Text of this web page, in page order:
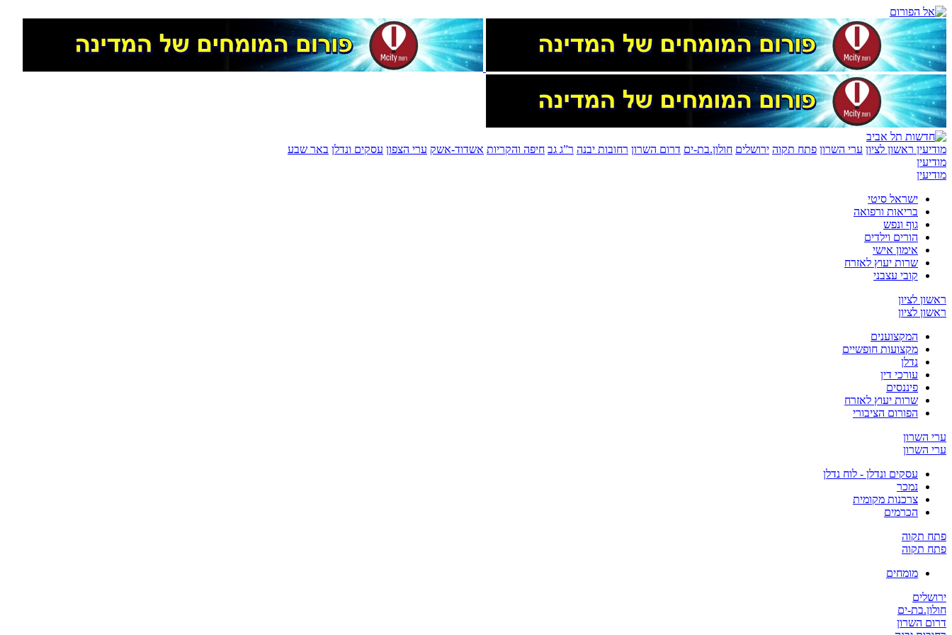
מודיעין ראשון לציון ערי השרון פתח תקוה ירושלים חולון.בת-ים דרום השרון רחובות יבנה ר”ג גב חיפה והקריות אשדוד-אשק ערי הצפון עסקים ונדלן באר שבע
מודיעין
מודיעין
ישראל סיטי
בריאות ורפואה
גוף ונפש
הורים וילדים
אימון אישי
שרות יעוץ לאזרח
קובי עצבני
ראשון לציון
ראשון לציון
המקצוענים
מקצועות חופשיים
נדלן
עורכי דין
פיננסים
שרות יעוץ לאזרח
הפורום הציבורי
ערי השרון
ערי השרון
עסקים ונדלן - לוח נדלן
נמכר
צרכנות מקומית
הכרמים
פתח תקוה
פתח תקוה
מומחים
ירושלים
חולון.בת-ים
דרום השרון